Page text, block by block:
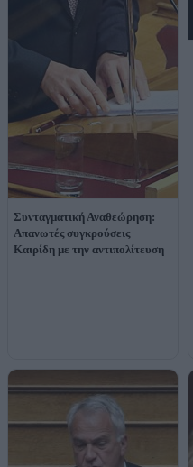
Συνταγματική Αναθεώρηση:
Απανωτές συγκρούσεις
Καιρίδη με την αντιπολίτευση